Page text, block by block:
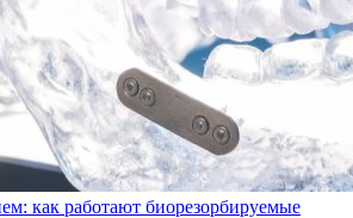
как работают биорезорбируемые